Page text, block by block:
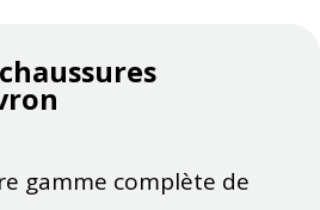
chaussures
gamme complète de